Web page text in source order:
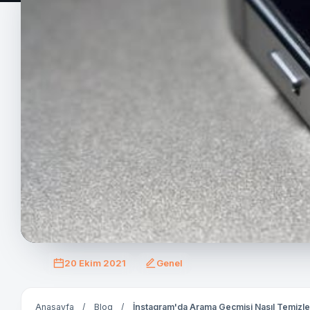
20 Ekim 2021 Genel
Anasayfa / Blog / İnstagram'da Arama Geçmişi Nasıl